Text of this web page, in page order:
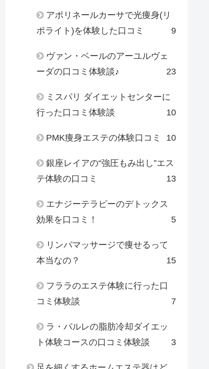
アポリネールカーサで光痩身(リ
ポライト)を体験した口コミ
9
ヴァン・ベールのアーユルヴェ
ーダの口コミ体験談♪
23
ミスパリ ダイエットセンターに
行った口コミ体験談
10
PMK痩身エステの体験口コミ 10
銀座レイアの“強圧もみ出し”エス
テ体験の口コミ
13
エナジーテラピーのデトックス
効果を口コミ！
5
リンパマッサージで痩せるって
本当なの？
15
フララのエステ体験に行った口
コミ体験談
7
ラ・パルレの脂肪冷却ダイエッ
ト体験コースの口コミ体験談
3